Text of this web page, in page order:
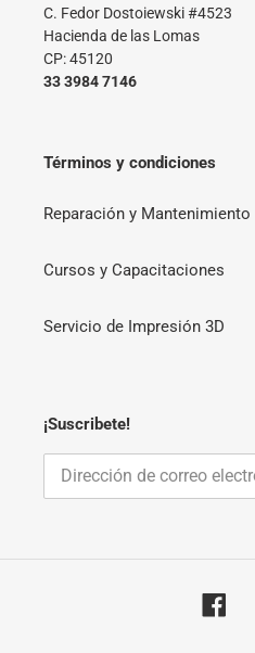
C. Fedor Dostoiewski #4523
Hacienda de las Lomas
CP: 45120
33 3984 7146
Términos y condiciones
Reparación y Mantenimiento
Cursos y Capacitaciones
Servicio de Impresión 3D
¡Suscribete!